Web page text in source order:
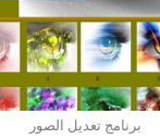
برنامج تعديل الصور